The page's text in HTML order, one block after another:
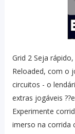
Grid 2 Seja
Reloaded, com o
circuitos - o
extras jogáveis
Experimente
imerso na corrida